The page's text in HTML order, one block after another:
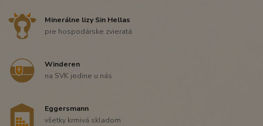
Minerálne lizy Sin Hellas
pre hospodárske zvieratá
Winderen
na SVK jedine u nás
Eggersmann
všetky krmivá skladom